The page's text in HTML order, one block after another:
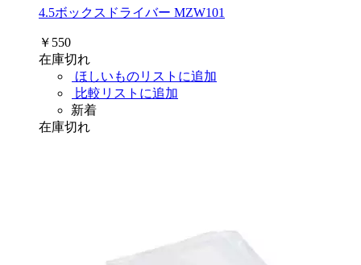
4.5ボックスドライバー MZW101
￥550
在庫切れ
ほしいものリストに追加
比較リストに追加
新着
在庫切れ